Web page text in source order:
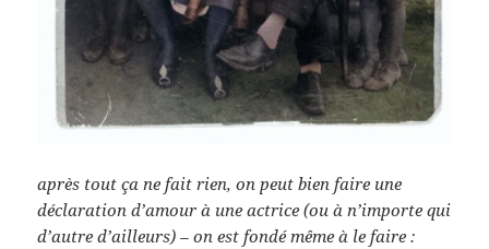
après tout ça ne fait rien, on peut bien faire une
déclaration d’amour à une actrice (ou à n’importe qui
d’autre d’ailleurs) – on est fondé même à le faire :